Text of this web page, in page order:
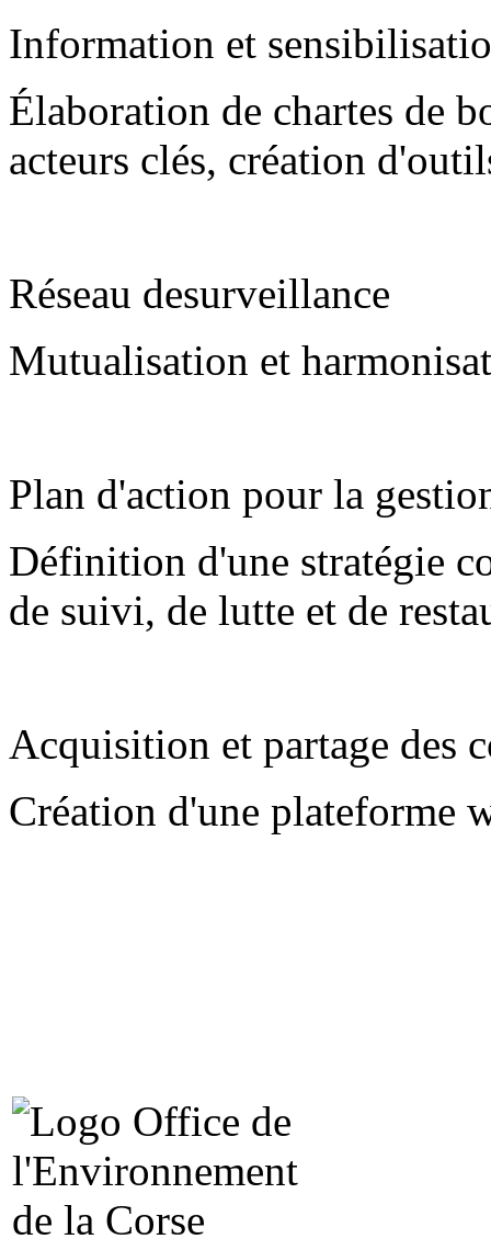
Information et
Élaboration de chartes de
acteurs clés, création
Réseau desurveillance
Mutualisation et
Plan d'action pour la
Définition d'une stratégie
de suivi, de lutte et de
Acquisition et partage des
Création d'une plateforme